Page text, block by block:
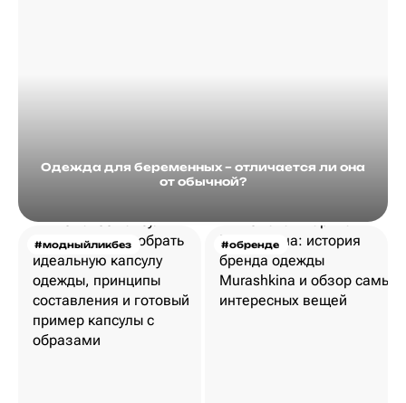
Одежда для беременных – отличается ли она
от обычной?
#модныйликбез #обренде